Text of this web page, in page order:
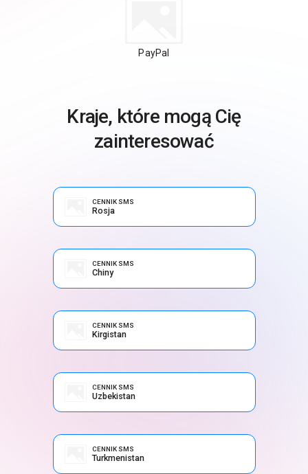
PayPal
Kraje, które mogą Cię
zainteresować
CENNIK SMS
Rosja
CENNIK SMS
Chiny
CENNIK SMS
Kirgistan
CENNIK SMS
Uzbekistan
CENNIK SMS
Turkmenistan